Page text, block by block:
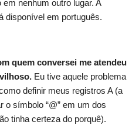
nenhum outro lugar. A
disponível em português.
quem conversei me atendeu
Eu tive aquele problema
definir meus registros A (a
o símbolo “@” em um dos
tinha certeza do porquê).